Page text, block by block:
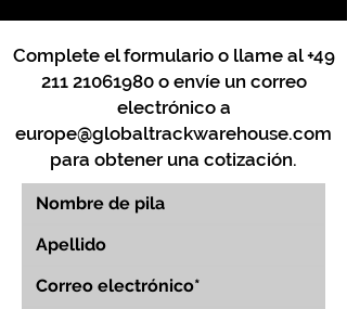
Complete el formulario o llame al+49
211 21061980o envíe un correo
electrónico a
europe@globaltrackwarehouse.com
para obtener una cotización.